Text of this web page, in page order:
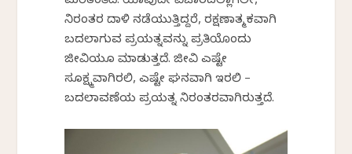
ನಿರಂತರ ದಾಳಿ ನಡೆಯುತ್ತಿದ್ದರೆ, ರಕ್ಷಣಾತ್ಮಕವಾಗಿ
ಬದಲಾಗುವ ಪ್ರಯತ್ನವನ್ನು ಪ್ರತಿಯೊಂದು
ಜೀವಿಯೂ ಮಾಡುತ್ತದೆ. ಜೀವಿ ಎಷ್ಟೇ
ಸೂಕ್ಷ್ಮವಾಗಿರಲಿ, ಎಷ್ಟೇ ಘನವಾಗಿ ಇರಲಿ –
ಬದಲಾವಣೆಯ ಪ್ರಯತ್ನ ನಿರಂತರವಾಗಿರುತ್ತದೆ.